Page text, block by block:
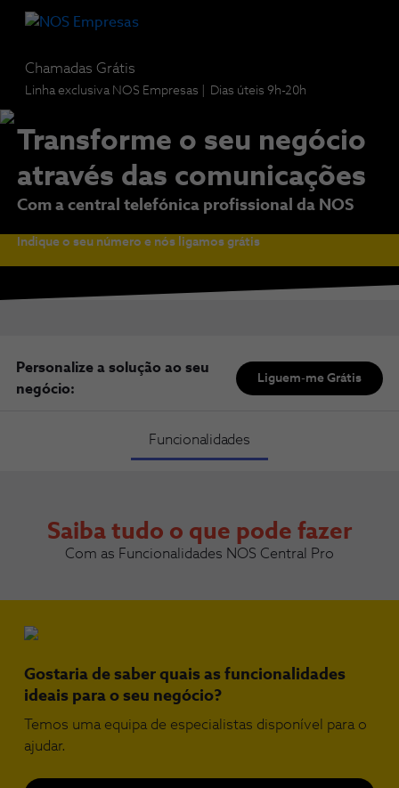
Chamadas Grátis
Linha exclusiva NOS Empresas | Dias úteis 9h-20h
Transforme o seu negócio
através das comunicações
Com a central telefónica profissional da NOS
Indique o seu número e nós ligamos grátis
Personalize a solução ao seu
negócio:
Liguem-me Grátis
Funcionalidades
Saiba tudo o que pode fazer
Com as Funcionalidades NOS Central Pro
Gostaria de saber quais as funcionalidades
ideais para o seu negócio?
Temos uma equipa de especialistas disponível para o
ajudar.